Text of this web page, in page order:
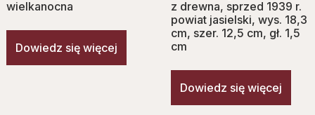
wielkanocna
Dowiedz się więcej
z drewna, sprzed 1939 r.
powiat jasielski, wys. 18,3
cm, szer. 12,5 cm, gł. 1,5
cm
Dowiedz się więcej